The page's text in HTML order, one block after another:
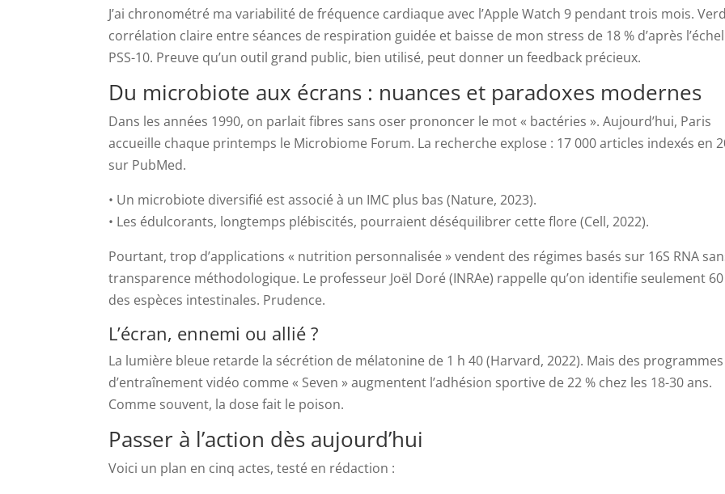
J’ai chronométré ma variabilité de fréquence cardiaque avec l’Apple Watch 9 pendant trois mois.
corrélation claire entre séances de respiration guidée et baisse de mon stress de 18 % d’après
PSS-10. Preuve qu’un outil grand public, bien utilisé, peut donner un feedback précieux.
Du microbiote aux écrans : nuances et paradoxes modernes
Dans les années 1990, on parlait fibres sans oser prononcer le mot « bactéries ». Aujourd’hui, Paris
accueille chaque printemps le Microbiome Forum. La recherche explose : 17 000 articles indexés en
sur PubMed.
• Un microbiote diversifié est associé à un IMC plus bas (Nature, 2023).
• Les édulcorants, longtemps plébiscités, pourraient déséquilibrer cette flore (Cell, 2022).
Pourtant, trop d’applications « nutrition personnalisée » vendent des régimes basés sur 16S RNA
transparence méthodologique. Le professeur Joël Doré (INRAe) rappelle qu’on identifie seulement 60
des espèces intestinales. Prudence.
L’écran, ennemi ou allié ?
La lumière bleue retarde la sécrétion de mélatonine de 1 h 40 (Harvard, 2022). Mais des programmes
d’entraînement vidéo comme « Seven » augmentent l’adhésion sportive de 22 % chez les 18-30 ans.
Comme souvent, la dose fait le poison.
Passer à l’action dès aujourd’hui
Voici un plan en cinq actes, testé en rédaction :